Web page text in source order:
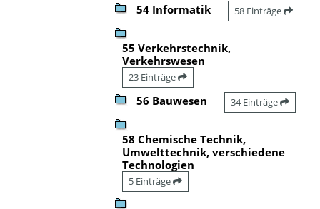
54 Informatik 58 Einträge
55 Verkehrstechnik,
Verkehrswesen
23 Einträge
56 Bauwesen 34 Einträge
58 Chemische Technik,
Umwelttechnik, verschiedene
Technologien
5 Einträge